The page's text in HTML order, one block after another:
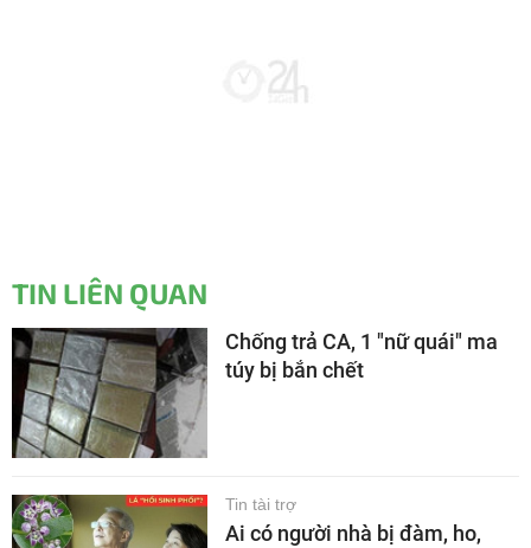
TIN LIÊN QUAN
Chống trả CA, 1 "nữ quái" ma
túy bị bắn chết
Tin tài trợ
Ai có người nhà bị đàm, ho,